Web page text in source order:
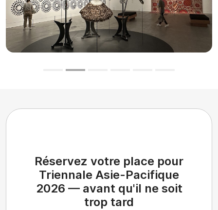
Réservez votre place pour
Triennale Asie-Pacifique
2026 — avant qu'il ne soit
trop tard